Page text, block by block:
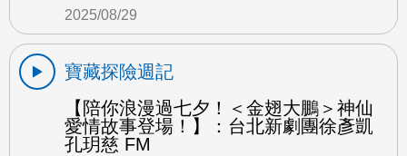
2025/08/29
寶藏探險週記
【陪你浪漫過七夕！＜金翅大鵬＞神仙
愛情故事登場！】：台北新劇團徐彥凱
孔玥慈 FM